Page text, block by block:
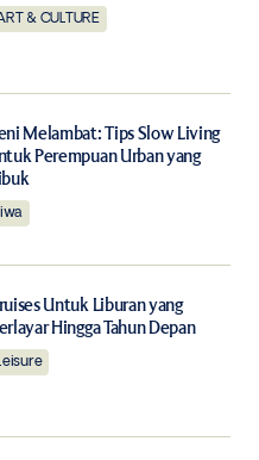
& CULTURE
Melambat: Tips Slow Living
Perempuan Urban yang
Untuk Liburan yang
Hingga Tahun Depan